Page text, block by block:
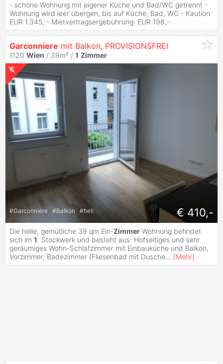
- schöne Wohnung mit eigener Küche und Bad/WC getrennt -
Wohnung wird leer übergen, bis auf Küche, Bad, WC - Kaution:
EUR 1.345, - Mietvertragsergebührung: EUR 198,-
Garconniere mit Balkon, PROVISIONSFREI
1120 Wien / 39m² / 1 Zimmer
#Garconniere #Balkon #hell € 410,-
Die helle, gemütliche 39 qm Ein-Zimmer Wohnung befindet
sich im 1. Stockwerk und besteht aus: Hofseitiges und sehr
geräumiges Wohn-Schlafzimmer mit Einbauküche und Balkon,
Vorzimmer, Badezimmer (Fliesenbad mit Dusche... [Mehr]